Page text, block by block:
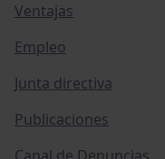
Ventajas
Empleo
Junta directiva
Publicaciones